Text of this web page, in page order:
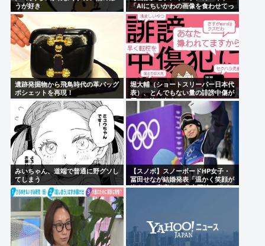
うが好き
「AIにちいかわの画像を食わせてっ
と…できた！」
遺跡発掘物から飛鳥時代の革バッグ
ポシェットを再現！
堀大輔（ショートスリーパー日本代
表）、とんでもない量の誹謗中傷が
届いて泣き出す
みいちゃん、道端で普通に野グソし
てしまう
【スノボ】スノーボードHP女子・
冨田せなが結婚発表「温かく笑顔が
絶えない家庭を」 北京五輪で銅 令